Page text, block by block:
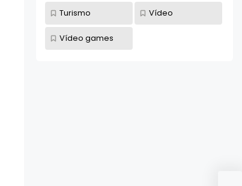
Turismo Vídeo
Vídeo games